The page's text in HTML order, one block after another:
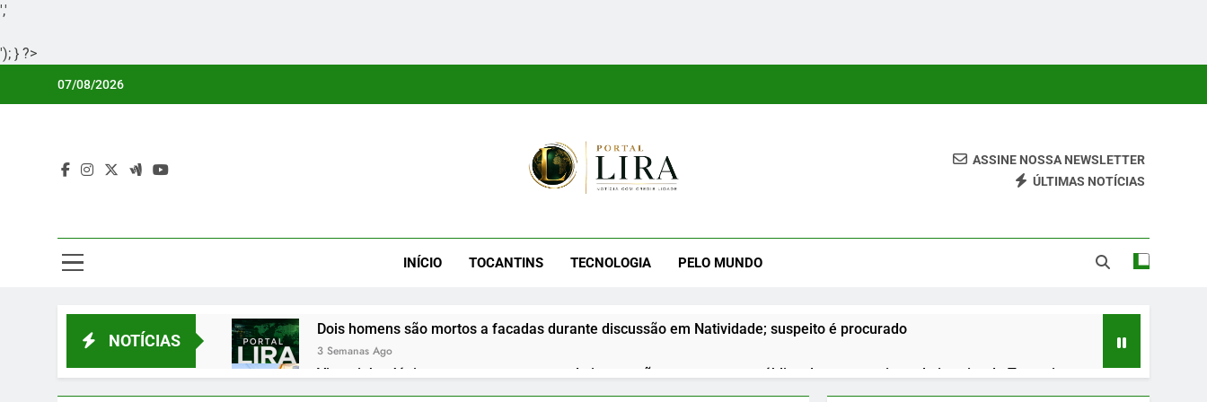
','
'); } ?>
07/08/2026
E Uma Boa Experiência Para O Leitor.
ASSINE NOSSA NEWSLETTER
ÚLTIMAS NOTÍCIAS
INÍCIO TOCANTINS TECNOLOGIA PELO MUNDO
NOTÍCIAS
Dois homens são mortos a facadas durante discussão em Natividade; suspeito é procurado
3 Semanas Ago
Vicentinho Júnior apresenta propostas de integração na segurança pública durante roteiro pelo interior do Tocantins
3 Semanas Ago